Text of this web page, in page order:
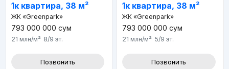
1к квартира, 38 м²
ЖК «Greenpark»
793 000 000 сум
21 млн/м² 8/9 эт.
Позвонить
1к квартира, 38 м²
ЖК «Greenpark»
793 000 000 сум
21 млн/м² 5/9 эт.
Позвонить